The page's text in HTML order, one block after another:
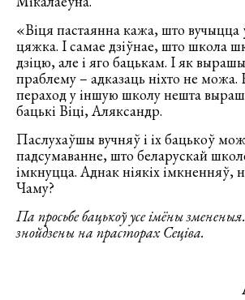
«Віця пастаянна кажа, што вучыцца
цяжка. І самае дзіўнае, што школа
дзіцю, але і яго бацькам. І як
праблему – адказаць ніхто не
пераход у іншую школу нешта
бацькі Віці, Аляксандр.
Паслухаўшы вучняў і іх бацькоў
падсумаванне, што беларускай
імкнуцца. Аднак ніякіх імкненняў,
Чаму?
Па просьбе бацькоў усе імёны
знойдзены на прасторах Сеціва.